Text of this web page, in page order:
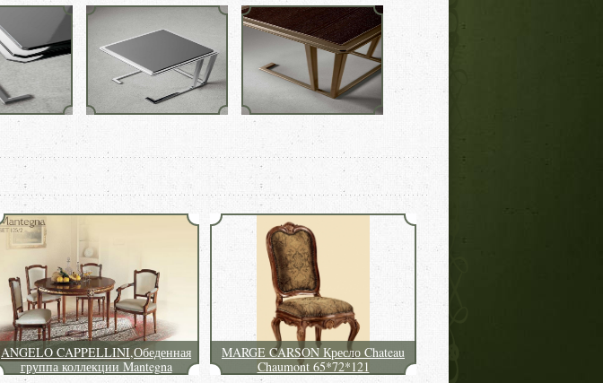
ANGELO CAPPELLINI,Обеденная
группа коллекции Mantegna
MARGE CARSON Кресло Chateau
Chaumont 65*72*121